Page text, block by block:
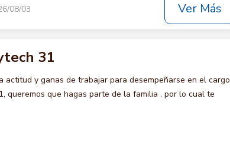
08/03 Ver Más
31
actitud y ganas de trabajar para desempeñarse en el cargo
queremos que hagas parte de la familia , por lo cual te